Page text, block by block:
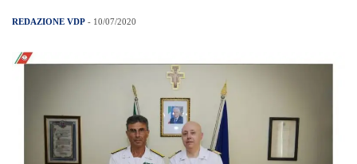
REDAZIONE VDP - 10/07/2020